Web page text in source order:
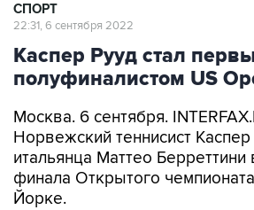
СПОРТ
22:31, 6 сентября 2022
Каспер Рууд стал
полуфиналистом US
Москва. 6 сентября.
Норвежский теннисист
итальянца Маттео Берреттини
финала Открытого
Йорке.